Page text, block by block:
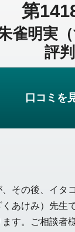
第
雀明実
評判
口コミを
その後、イタ
あけみ）先生
す。ご相談者